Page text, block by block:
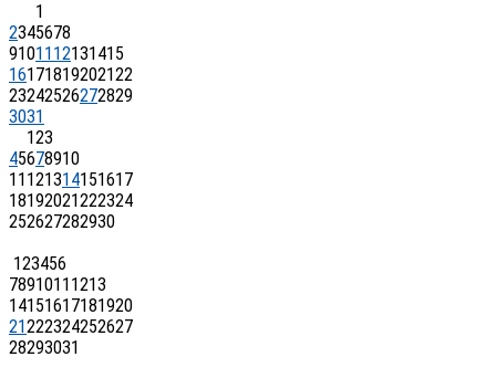
1
2345678
91011 12131415
16171819202122
23242526272829
3031
123
45678910
11 121314151617
18192021222324
252627282930
123456
7891011 1213
14151617181920
21222324252627
28293031